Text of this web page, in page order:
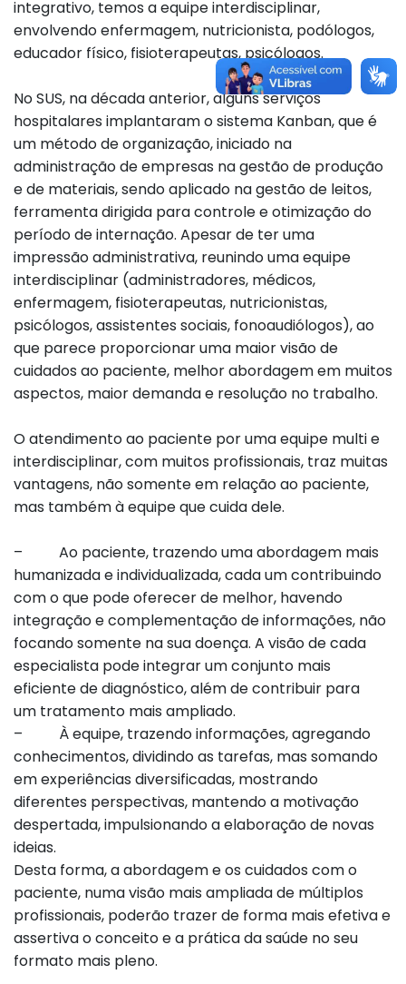
integrativo, temos a equipe interdisciplinar,
envolvendo enfermagem, nutricionista, podólogos,
educador físico, fisioterapeutas, psicólogos.
No SUS, na década anterior, alguns serviços
hospitalares implantaram o sistema Kanban, que é
um método de organização, iniciado na
administração de empresas na gestão de produção
e de materiais, sendo aplicado na gestão de leitos,
ferramenta dirigida para controle e otimização do
período de internação. Apesar de ter uma
impressão administrativa, reunindo uma equipe
interdisciplinar (administradores, médicos,
enfermagem, fisioterapeutas, nutricionistas,
psicólogos, assistentes sociais, fonoaudiólogos), ao
que parece proporcionar uma maior visão de
cuidados ao paciente, melhor abordagem em muitos
aspectos, maior demanda e resolução no trabalho.
O atendimento ao paciente por uma equipe multi e
interdisciplinar, com muitos profissionais, traz muitas
vantagens, não somente em relação ao paciente,
mas também à equipe que cuida dele.
– Ao paciente, trazendo uma abordagem mais
humanizada e individualizada, cada um contribuindo
com o que pode oferecer de melhor, havendo
integração e complementação de informações, não
focando somente na sua doença. A visão de cada
especialista pode integrar um conjunto mais
eficiente de diagnóstico, além de contribuir para
um tratamento mais ampliado.
– À equipe, trazendo informações, agregando
conhecimentos, dividindo as tarefas, mas somando
em experiências diversificadas, mostrando
diferentes perspectivas, mantendo a motivação
despertada, impulsionando a elaboração de novas
ideias.
Desta forma, a abordagem e os cuidados com o
paciente, numa visão mais ampliada de múltiplos
profissionais, poderão trazer de forma mais efetiva e
assertiva o conceito e a prática da saúde no seu
formato mais pleno.